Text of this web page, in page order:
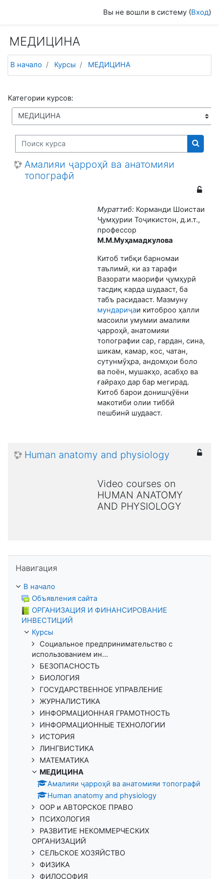
Вы не вошли в систему (Вход)
МЕДИЦИНА
В начало Курсы МЕДИЦИНА
Категории курсов:
Поиск курса
Поиск
Амалияи ҷарроҳӣ ва анатомияи
топографӣ
Мураттиб: Корманди Шоистаи
Ҷумҳурии Тоҷикистон, д.и.т.,
профессор
М.М.Муҳамадкулова
Китоб тибқи барномаи
таълимӣ, ки аз тарафи
Вазорати маорифи ҷумҳурӣ
тасдиқ карда шудааст, ба
табъ расидааст. Мазмуну
мундариҷаи китоброо ҳалли
масоили умумии амалияи
ҷарроҳӣ, анатомияи
топографии сар, гардан, сина,
шикам, камар, кос, чатан,
сутунмӯҳра, андомҳои боло
ва поён, мушакҳо, асабҳо ва
ғайраҳо дар бар мегирад.
Китоб барои донишҷӯёни
макотиби олии тиббӣ
пешбинӣ шудааст.
Human anatomy and physiology
Video courses on
HUMAN ANATOMY
AND PHYSIOLOGY
Навигация
В начало
Объявления сайта
ОРГАНИЗАЦИЯ И ФИНАНСИРОВАНИЕ
ИНВЕСТИЦИЙ
Курсы
Социальное предпринимательство с
использованием ин...
БЕЗОПАСНОСТЬ
БИОЛОГИЯ
ГОСУДАРСТВЕННОЕ УПРАВЛЕНИЕ
ЖУРНАЛИСТИКА
ИНФОРМАЦИОННАЯ ГРАМОТНОСТЬ
ИНФОРМАЦИОННЫЕ ТЕХНОЛОГИИ
ИСТОРИЯ
ЛИНГВИСТИКА
МАТЕМАТИКА
МЕДИЦИНА
Амалияи ҷарроҳӣ ва анатомияи топографӣ
Human anatomy and physiology
ООР и АВТОРСКОЕ ПРАВО
ПСИХОЛОГИЯ
РАЗВИТИЕ НЕКОММЕРЧЕСКИХ
ОРГАНИЗАЦИЙ
СЕЛЬСКОЕ ХОЗЯЙСТВО
ФИЗИКА
ФИЛОСОФИЯ